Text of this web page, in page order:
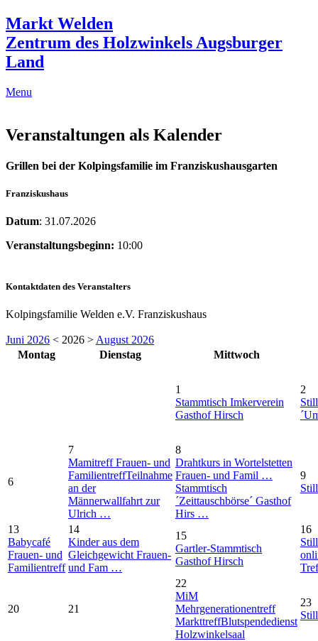
Markt Welden
Zentrum des Holzwinkels Augsburger
Land
Menu
Veranstaltungen als Kalender
Grillen bei der Kolpingsfamilie im Franziskushausgarten
Franziskushaus
Datum: 31.07.2026
Veranstaltungsbeginn: 10:00
Kontaktdaten des Veranstalters
Kolpingsfamilie Welden e.V. Franziskushaus
Juni 2026 < 2026 > August 2026
Montag
Dienstag Mittwoch
1
Stammtisch Imkerverein
Gasthof Hirsch
2
6
7
Mamitreff Frauen- und
FamilientreffTeilnahme
an der
Männerwallfahrt zur
Ulrich …
8
Drahtkurs in Wortelstetten
Frauen- und Famil …
Stammtisch
´Zeittauschbörse´ Gasthof
Hirs …
9
13
Babycafé
Frauen- und
Familientreff
14
Kinder aus dem
Gleichgewicht Frauen-
und Fam …
15
Gartler-Stammtisch
Gasthof Hirsch
16
20 21
22
MiM
Mehrgenerationentreff
MarkttreffBlutspendedienst
Holzwinkelsaal
23